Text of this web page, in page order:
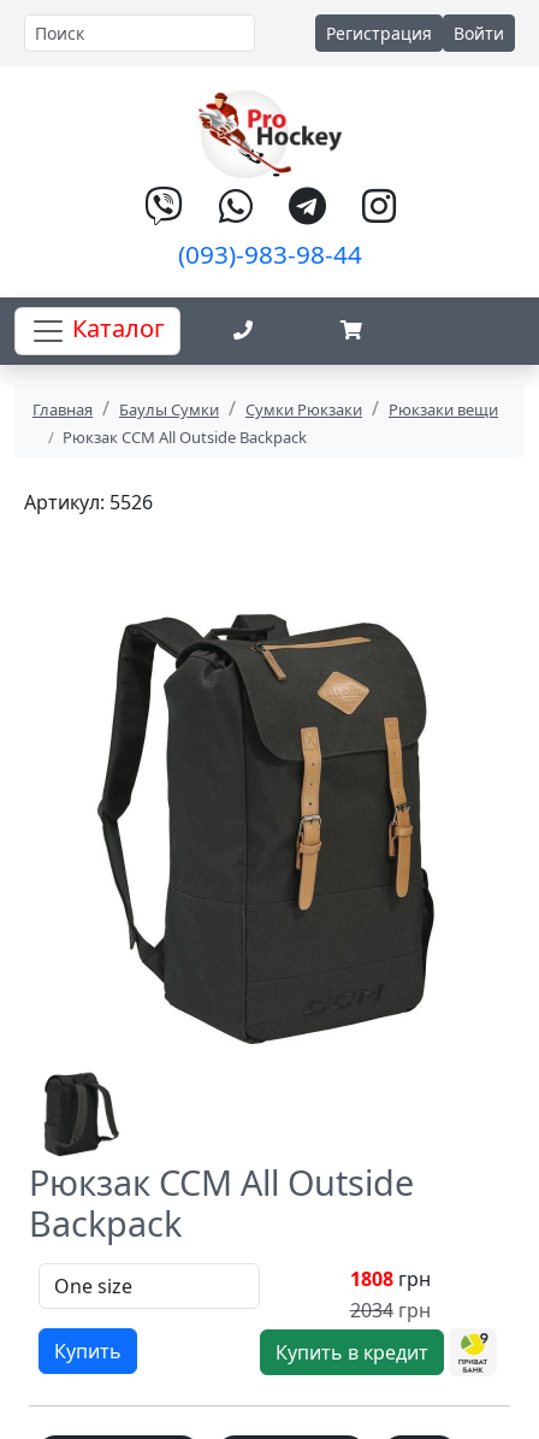
Регистрация Войти
(093)-983-98-44
Каталог
Главная Баулы Сумки Сумки Рюкзаки
Рюкзаки вещи
Рюкзак CCM All Outside Backpack
Артикул: 5526
Рюкзак CCM All Outside
Backpack
1808 грн
2034грн
Купить
Купить в кредит